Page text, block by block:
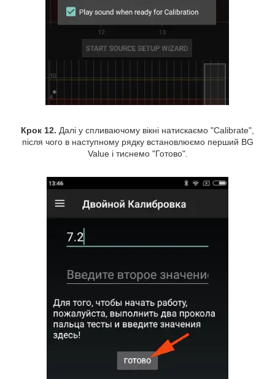
Крок 12. Далі у спливаючому вікні натискаємо "Calibrate",
після чого в наступному рядку встановлюємо перший BG
Value і тиснемо "Готово".